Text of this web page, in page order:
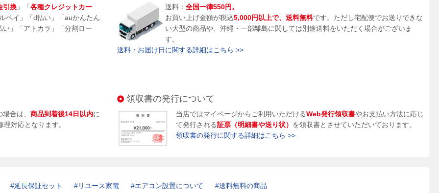
引換 」「 各種クレジットカー
ペイ」「d払い」「auかんたん
」「アトカラ」「分割ロー
送料： 全国一律550円。
お買い上げ金額が税込5,000円以上で、送料無料です。ただし宅配便でお送りできな
い大型の商品や、沖縄・一部離島に関しては別途送料をいただく場合がございま
す。
送料・お届け日に関する詳細はこちら >>
合は、 商品到着後14日以内に
対応となります。
領収書の発行について
当店ではマイページからご利用いただけるWeb発行領収書やお支払い方法に応じ
て発行される証票（明細書や送り状） を領収書とさせていただいております。
領収書の発行に関する詳細はこちら >>
延長保証セット リユース家電 エアコン設置について 送料無料の商品